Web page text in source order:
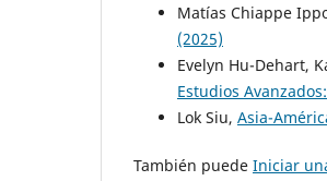
Matías Chiappe
(2025)
Evelyn Hu-Dehart,
Estudios
Lok Siu, Asia-
También puede Iniciar